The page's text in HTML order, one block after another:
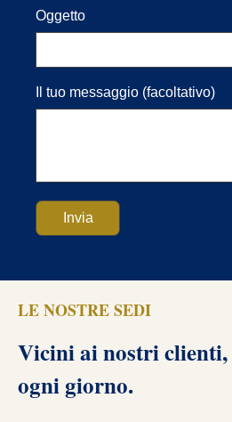
Oggetto
Il tuo messaggio (facoltativo)
LE NOSTRE SEDI
Vicini ai nostri clienti,
ogni giorno.